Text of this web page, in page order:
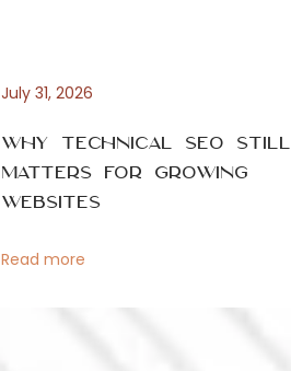
July 31, 2026
Why Technical SEO Still
Matters for Growing
Websites
Read more